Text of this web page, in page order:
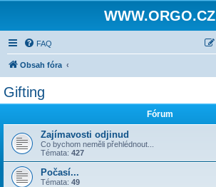
WWW.ORGO.CZ
FAQ
Obsah fóra
Gifting
Fórum
Zajímavosti odjinud
Co bychom neměli přehlédnout...
Témata: 427
Počasí...
Témata: 49